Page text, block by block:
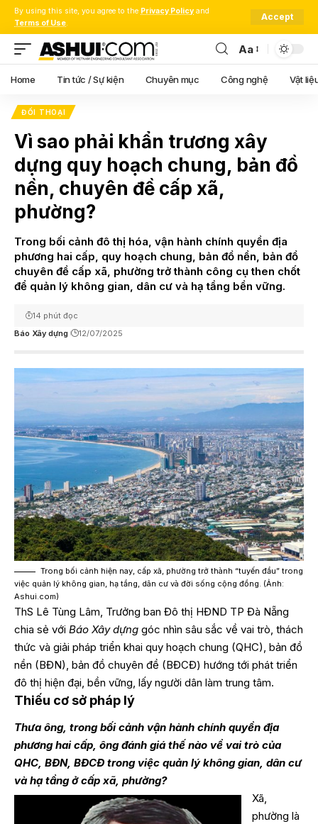
By using this site, you agree to the Privacy Policy and
Terms of Use.
Accept
Font
Resizer
Aa
Home Tin tức / Sự kiện Chuyên mục Công nghệ Vật
ĐỐI THOẠI
Vì sao phải khẩn trương xây
dựng quy hoạch chung, bản đồ
nền, chuyên đề cấp xã,
phường?
Trong bối cảnh đô thị hóa, vận hành chính quyền địa
phương hai cấp, quy hoạch chung, bản đồ nền, bản đồ
chuyên đề cấp xã, phường trở thành công cụ then chốt
để quản lý không gian, dân cư và hạ tầng bền vững.
Báo Xây dựng 12/07/2025
14 phút đọc
Trong bối cảnh hiện nay, cấp xã, phường trở thành “tuyến đầu” trong
việc quản lý không gian, hạ tầng, dân cư và đời sống cộng đồng. (Ảnh:
Ashui.com)
ThS Lê Tùng Lâm, Trưởng ban Đô thị HĐND TP Đà Nẵng
chia sẻ với Báo Xây dựng góc nhìn sâu sắc về vai trò, thách
thức và giải pháp triển khai quy hoạch chung (QHC), bản đồ
nền (BĐN), bản đồ chuyên đề (BĐCĐ) hướng tới phát triển
đô thị hiện đại, bền vững, lấy người dân làm trung tâm.
Thiếu cơ sở pháp lý
Thưa ông, trong bối cảnh vận hành chính quyền địa
phương hai cấp, ông đánh giá thế nào về vai trò của
QHC, BĐN, BĐCĐ trong việc quản lý không gian, dân cư
và hạ tầng ở cấp xã, phường?
Xã,
phường là